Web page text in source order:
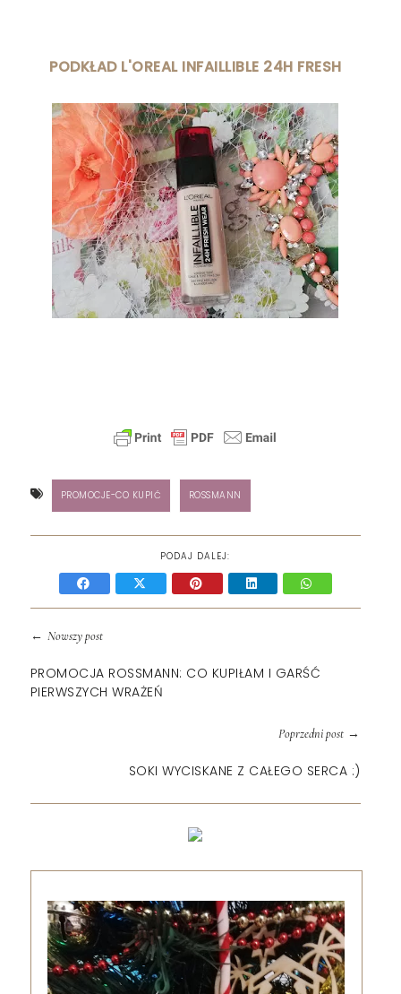
PODKŁAD L'OREAL INFAILLIBLE 24H FRESH
PROMOCJE-CO KUPIĆ ROSSMANN
PODAJ DALEJ:
← Nowszy post
PROMOCJA ROSSMANN: CO KUPIŁAM I GARŚĆ
PIERWSZYCH WRAŻEŃ
Poprzedni post→
SOKI WYCISKANE Z CAŁEGO SERCA :)